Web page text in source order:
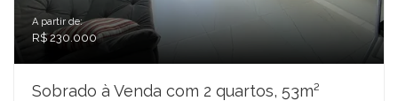
A partir de:
R$ 230.000
Sobrado à Venda com 2 quartos, 53m²